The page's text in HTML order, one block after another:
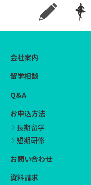
会社案内
留学相談
Q&A
お申込方法
長期留学
短期研修
お問い合わせ
資料請求